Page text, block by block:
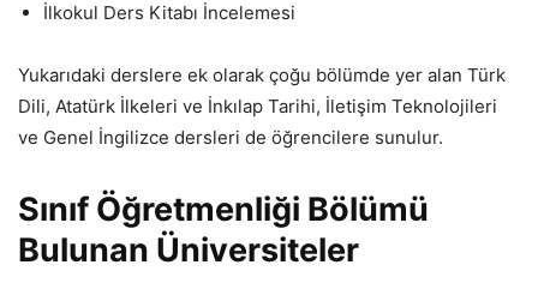
İlkokul Ders Kitabı İncelemesi
Yukarıdaki derslere ek olarak çoğu bölümde yer alan Türk
Dili, Atatürk İlkeleri ve İnkılap Tarihi, İletişim Teknolojileri
ve Genel İngilizce dersleri de öğrencilere sunulur.
Sınıf Öğretmenliği Bölümü
Bulunan Üniversiteler